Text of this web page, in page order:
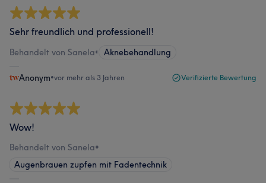
Sehr freundlich und professionell!
Behandelt von Sanela• Aknebehandlung
Anonym•vor mehr als 3 Jahren Verifizierte Bewertung
Wow!
Behandelt von Sanela•
Augenbrauen zupfen mit Fadentechnik